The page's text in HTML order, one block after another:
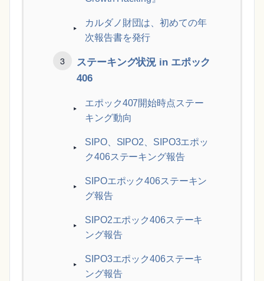
カルダノ財団は、初めての年
次報告書を発行
ステーキング状況 in エポック
406
エポック407開始時点ステー
キング動向
SIPO、SIPO2、SIPO3エポッ
ク406ステーキング報告
SIPOエポック406ステーキン
グ報告
SIPO2エポック406ステーキ
ング報告
SIPO3エポック406ステーキ
ング報告